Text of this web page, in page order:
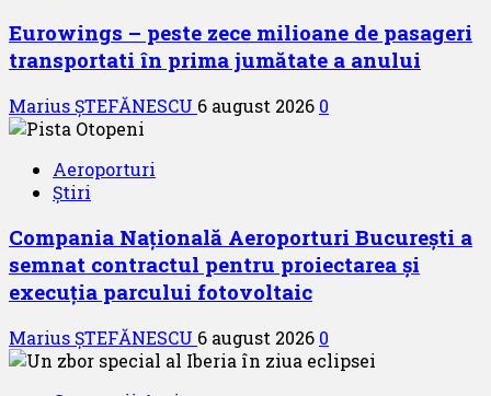
Eurowings – peste zece milioane de pasageri
transportati în prima jumătate a anului
Marius ȘTEFĂNESCU 6 august 2026 0
Aeroporturi
Știri
Compania Națională Aeroporturi București a
semnat contractul pentru proiectarea și
execuția parcului fotovoltaic
Marius ȘTEFĂNESCU 6 august 2026 0